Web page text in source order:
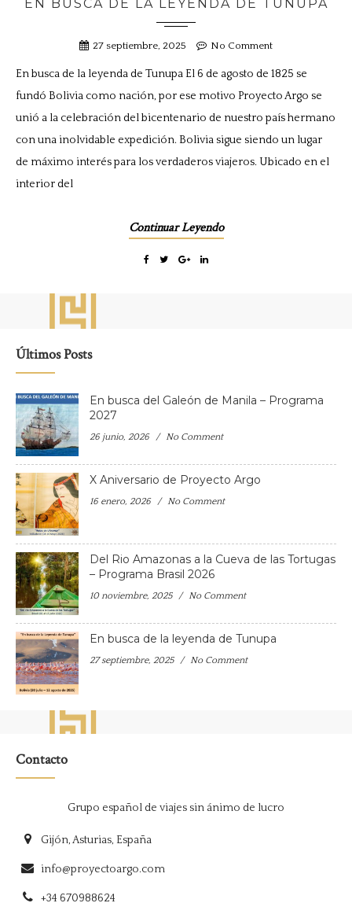
EN BUSCA DE LA LEYENDA DE TUNUPA
27 septiembre, 2025 No Comment
En busca de la leyenda de Tunupa El 6 de agosto de 1825 se
fundó Bolivia como nación, por ese motivo Proyecto Argo se
unió a la celebración del bicentenario de nuestro país hermano
con una inolvidable expedición. Bolivia sigue siendo un lugar
de máximo interés para los verdaderos viajeros. Ubicado en el
interior del
Continuar Leyendo
Últimos Posts
En busca del Galeón de Manila – Programa
2027
26 junio, 2026 No Comment
X Aniversario de Proyecto Argo
16 enero, 2026 No Comment
Del Rio Amazonas a la Cueva de las Tortugas
– Programa Brasil 2026
10 noviembre, 2025 No Comment
En busca de la leyenda de Tunupa
27 septiembre, 2025 No Comment
Contacto
Grupo español de viajes sin ánimo de lucro
Gijón, Asturias, España
info@proyectoargo.com
+34 670988624